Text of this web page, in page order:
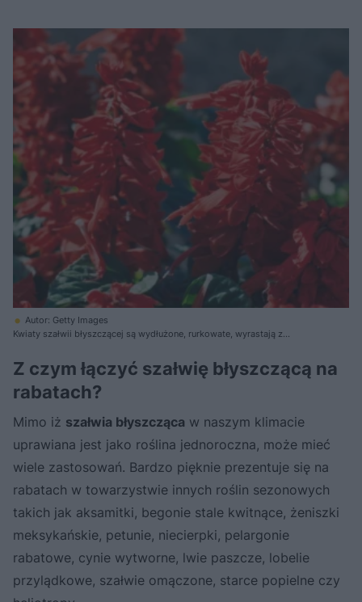
Autor: Getty Images
Kwiaty szałwii błyszczącej są wydłużone, rurkowate, wyrastają z
Z czym łączyć szałwię błyszczącą na
rabatach?
Mimo iż szałwia błyszcząca w naszym klimacie
uprawiana jest jako roślina jednoroczna, może mieć
wiele zastosowań. Bardzo pięknie prezentuje się na
rabatach w towarzystwie innych roślin sezonowych
takich jak aksamitki, begonie stale kwitnące, żeniszki
meksykańskie, petunie, niecierpki, pelargonie
rabatowe, cynie wytworne, lwie paszcze, lobelie
przylądkowe, szałwie omączone, starce popielne czy